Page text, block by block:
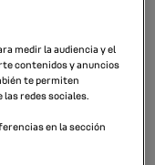
sucede
ha motivado
componente.
cada cierto
medir la audiencia y el
contenidos y anuncios
te permiten
redes sociales.
en la sección